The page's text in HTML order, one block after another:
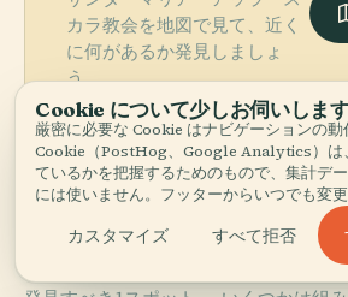
カラ教会を地図で見て、近く
に何があるか発見しましょ
う。
More in アチ
Cookie について少しお伺いします
厳密に必要な Cookie はナビゲーションの
Cookie（PostHog、Google Analytics）は
ているかを把握するためのもので、集計デ
には使いません。フッターからいつでも変更
カスタマイズ すべて拒否